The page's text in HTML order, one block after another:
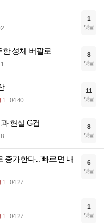
1
댓글
성체 버팔로 8
댓글
1 04:40
11
댓글
현실 G컵 8
댓글
증가한다...'빠르면 내
1 04:27
6
댓글
1 04:27
1
댓글